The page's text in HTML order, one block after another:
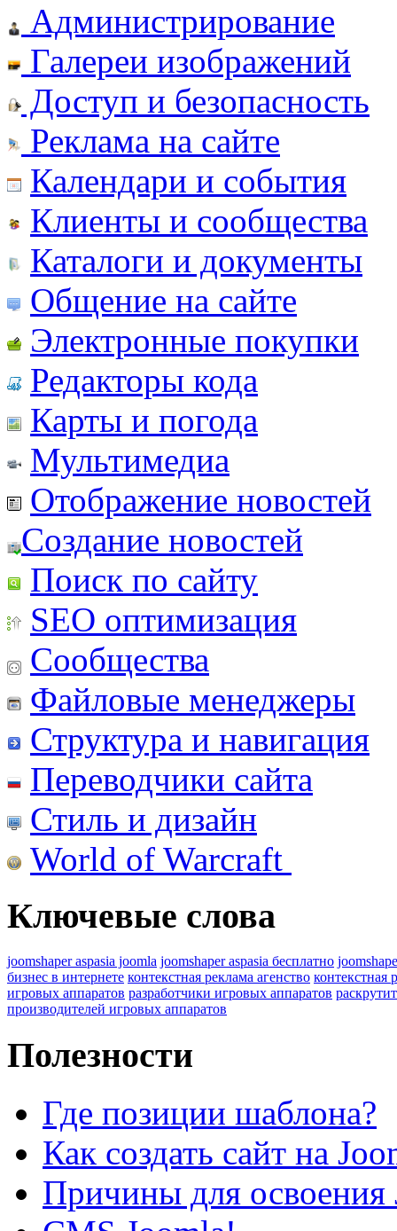
Администрирование
Галереи изображений
Доступ и безопасность
Реклама на сайте
Календари и события
Клиенты и сообщества
Каталоги и документы
Общение на сайте
Электронные покупки
Редакторы кода
Карты и погода
Мультимедиа
Отображение новостей
Создание новостей
Поиск по сайту
SEO оптимизация
Сообщества
Файловые менеджеры
Структура и навигация
Переводчики сайта
Стиль и дизайн
World of Warcraft
Ключевые слова
joomshaper aspasia joomla joomshaper aspasia бесплатно
бизнес в интернете контекстная реклама агенство контекстная
игровых аппаратов разработчики игровых аппаратов
производителей игровых аппаратов
Полезности
Где позиции шаблона?
Как создать сайт на
Причины для освоения